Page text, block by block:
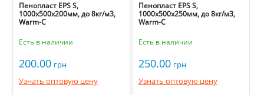
Пенопласт EPS S,
1000х500х200мм, до 8кг/м3,
Warm-C
Есть в наличии
200.00 грн
Узнать оптовую цену
Пенопласт EPS S,
1000х500х250мм, до 8кг/м3,
Warm-C
Есть в наличии
250.00 грн
Узнать оптовую цену